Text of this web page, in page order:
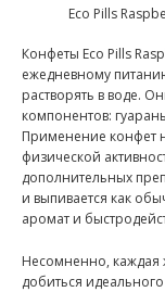
Eco Pills
Конфеты Eco Pills
ежедневному
растворять в воде.
компонентов:
Применение конфет
физической
дополнительных
и выпивается как
аромат и
Несомненно, каждая
добиться